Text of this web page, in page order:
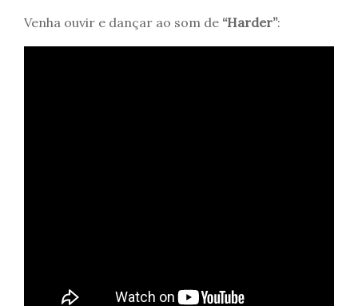
Venha ouvir e dançar ao som de “Harder”: